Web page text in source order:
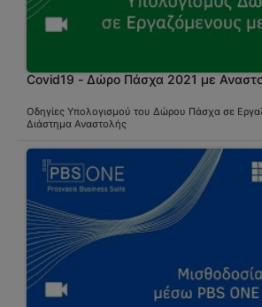
Covid19 - Δώρο Πάσχα 2021 με
Οδηγίες Υπολογισμού του Δώρου Πάσχα σε
Διάστημα Αναστολής